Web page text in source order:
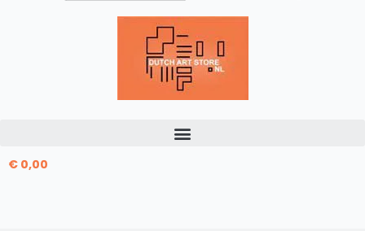
€ 0,00